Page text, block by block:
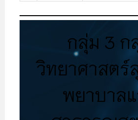
กลุ่ม 3 ก
วิทยาศาสตร์
พยาบาล